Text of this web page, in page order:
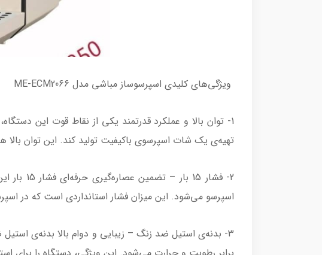
ویژگی‌های کلیدی اسپرسوساز مباشی مدل ME-ECM2066
تهیه‌ی یک شات اسپرسوی باکیفیت تولید کند. این توان
اسپرسو می‌شود. این میزان فشار استانداردی است که در
3- بدنه‌ی استیل ضد زنگ – زیبایی و دوام بالا بدنه‌ی